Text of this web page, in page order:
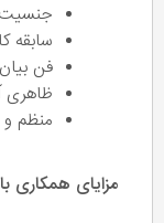
سابقه کاری:
فن
ظاهری
منظم و
مزایای همکاری